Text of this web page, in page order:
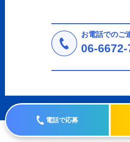
法令により許された場合を除き、
しません。
a.応募者等からのお問い合わせに
b.本ウェブサイトにおけるサービ
3. プライバシー尊重
プライバシーを尊重し、収集した
訂正、削除、利用停止を求められ
お電話でのご
06-6672-
電話で応募